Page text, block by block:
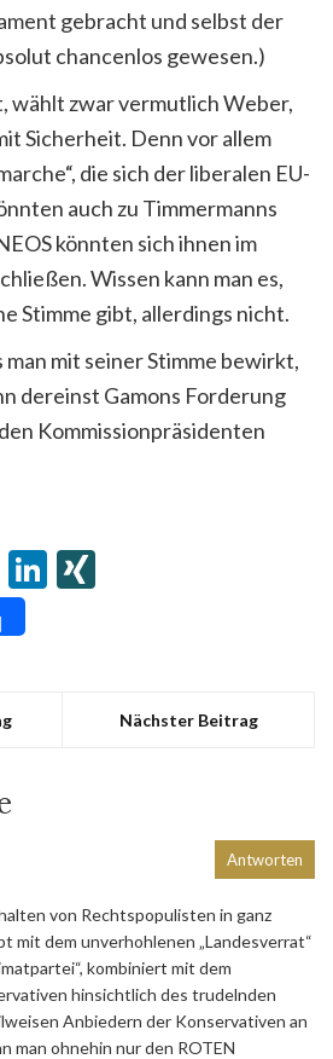
gebracht und selbst der
chancenlos gewesen.)
wählt zwar vermutlich Weber,
Sicherheit. Denn vor allem
die sich der liberalen EU-
auch zu Timmermanns
könnten sich ihnen im
Wissen kann man es,
Stimme gibt, allerdings nicht.
mit seiner Stimme bewirkt,
dereinst Gamons Forderung
Kommissionpräsidenten
WhatsApp
LinkedIn
Nächster Beitrag
von Rechtspopulisten in ganz
mit dem unverhohlenen „Landesverrat“
kombiniert mit dem
hinsichtlich des trudelnden
Anbiedern der Konservativen an
man ohnehin nur den ROTEN
Antworten